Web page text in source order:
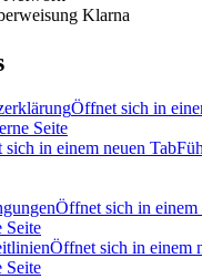
Öffnet sich in
Seite
sich in einem neuen Tab
Öffnet sich in einem
Seite
Öffnet sich in einem
Seite